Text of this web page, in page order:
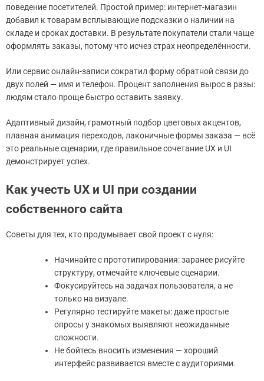
поведение посетителей. Простой пример: интернет-магазин
добавил к товарам всплывающие подсказки о наличии на
складе и сроках доставки. В результате покупатели стали чаще
оформлять заказы, потому что исчез страх неопределённости.
Или сервис онлайн-записи сократил форму обратной связи до
двух полей — имя и телефон. Процент заполнения вырос в разы:
людям стало проще быстро оставить заявку.
Адаптивный дизайн, грамотный подбор цветовых акцентов,
плавная анимация переходов, лаконичные формы заказа — всё
это реальные сценарии, где правильное сочетание UX и UI
демонстрирует успех.
Как учесть UX и UI при создании
собственного сайта
Советы для тех, кто продумывает свой проект с нуля:
Начинайте с прототипирования: заранее рисуйте
структуру, отмечайте ключевые сценарии.
Фокусируйтесь на задачах пользователя, а не
только на визуале.
Регулярно тестируйте макеты: даже простые
опросы у знакомых выявляют неожиданные
сложности.
Не бойтесь вносить изменения — хороший
интерфейс развивается вместе с аудиториями.